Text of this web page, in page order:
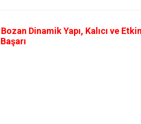
Dinamik Yapı, Kalıcı ve Etkin